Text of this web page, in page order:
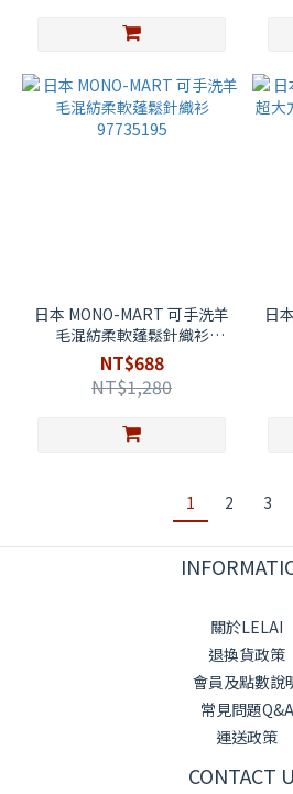
日本 MONO-MART 可手洗羊
毛混紡柔軟蓬鬆針織衫
97735195
NT$688
NT$1,280
日
1 2 3
關於LELAI
退換貨政策
會員及點數說
常見問題Q&A
運送政策
CONTACT